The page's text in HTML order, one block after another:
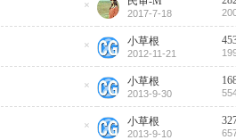
藏
顶
2017-7-18
藏
顶
小草根
2012-11-21
藏
顶
小草根
2013-9-30
小草根
2013-9-10